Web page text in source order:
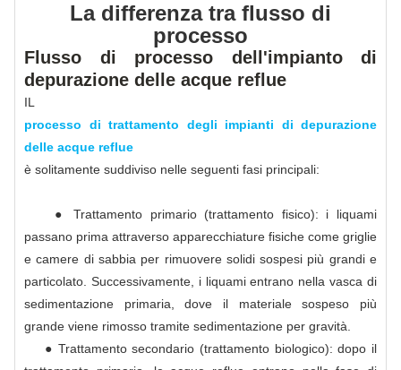
La differenza tra flusso di
processo
Flusso di processo dell'impianto di
depurazione delle acque reflue
IL
processo di trattamento degli impianti di depurazione
delle acque reflue
è solitamente suddiviso nelle seguenti fasi principali:
● Trattamento primario (trattamento fisico): i liquami
passano prima attraverso apparecchiature fisiche come griglie
e camere di sabbia per rimuovere solidi sospesi più grandi e
particolato. Successivamente, i liquami entrano nella vasca di
sedimentazione primaria, dove il materiale sospeso più
grande viene rimosso tramite sedimentazione per gravità.
● Trattamento secondario (trattamento biologico): dopo il